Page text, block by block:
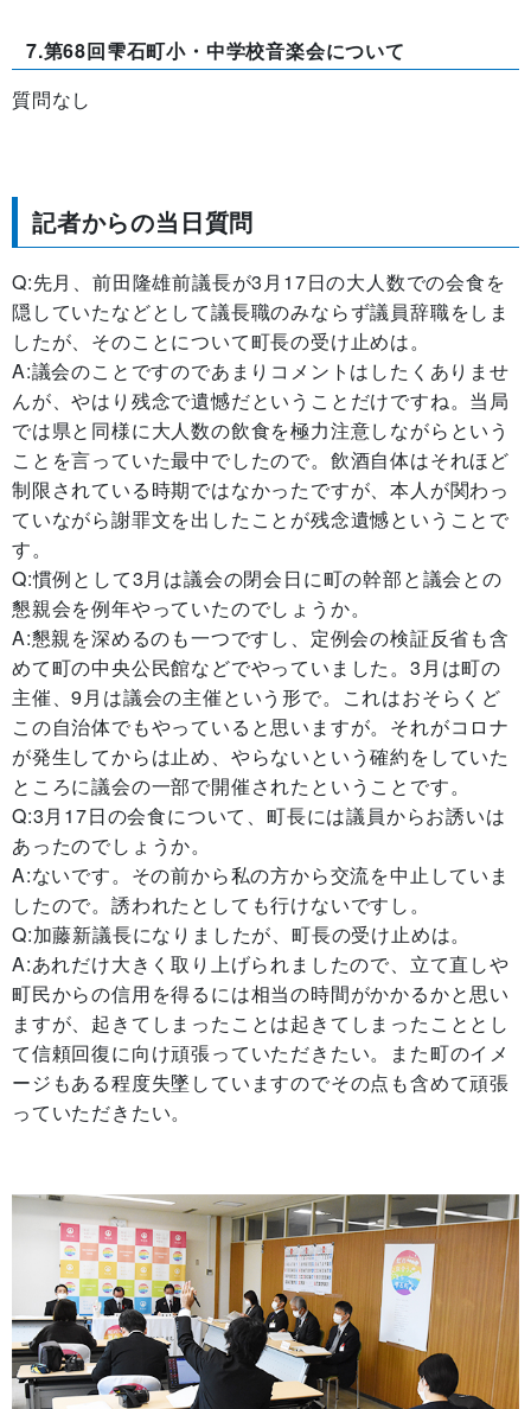
7.第68回雫石町小・中学校音楽会について
質問なし
記者からの当日質問
Q:先月、前田隆雄前議長が3月17日の大人数での会食を
隠していたなどとして議長職のみならず議員辞職をしま
したが、そのことについて町長の受け止めは。
A:議会のことですのであまりコメントはしたくありませ
んが、やはり残念で遺憾だということだけですね。当局
では県と同様に大人数の飲食を極力注意しながらという
ことを言っていた最中でしたので。飲酒自体はそれほど
制限されている時期ではなかったですが、本人が関わっ
ていながら謝罪文を出したことが残念遺憾ということで
す。
Q:慣例として3月は議会の閉会日に町の幹部と議会との
懇親会を例年やっていたのでしょうか。
A:懇親を深めるのも一つですし、定例会の検証反省も含
めて町の中央公民館などでやっていました。3月は町の
主催、9月は議会の主催という形で。これはおそらくど
この自治体でもやっていると思いますが。それがコロナ
が発生してからは止め、やらないという確約をしていた
ところに議会の一部で開催されたということです。
Q:3月17日の会食について、町長には議員からお誘いは
あったのでしょうか。
A:ないです。その前から私の方から交流を中止していま
したので。誘われたとしても行けないですし。
Q:加藤新議長になりましたが、町長の受け止めは。
A:あれだけ大きく取り上げられましたので、立て直しや
町民からの信用を得るには相当の時間がかかるかと思い
ますが、起きてしまったことは起きてしまったこととし
て信頼回復に向け頑張っていただきたい。また町のイメ
ージもある程度失墜していますのでその点も含めて頑張
っていただきたい。